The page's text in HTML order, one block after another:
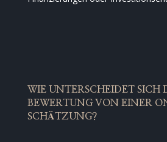
WIE UNTERSCHEIDET SICH
BEWERTUNG VON EINER
SCHÄTZUNG?